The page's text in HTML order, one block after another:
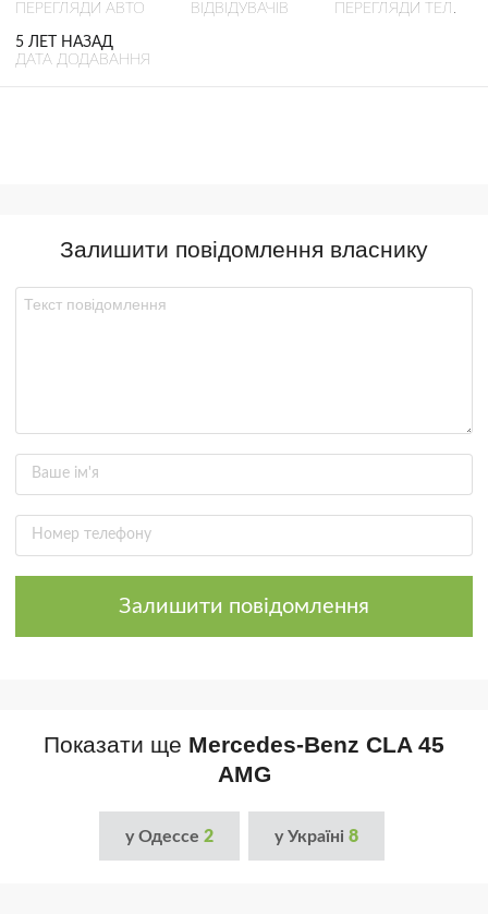
ПЕРЕГЛЯДИ АВТО
ВІДВІДУВАЧІВ
ПЕРЕГЛЯДИ ТЕЛ.
5 ЛЕТ НАЗАД
ДАТА ДОДАВАННЯ
Залишити повідомлення власнику
Залишити повідомлення
Показати ще Mercedes-Benz CLA 45
AMG
у Одессе 2 у Україні 8